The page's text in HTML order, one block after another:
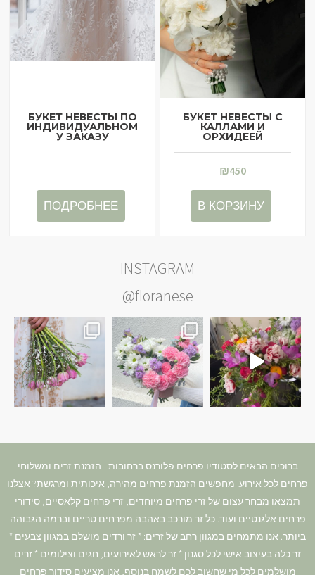
БУКЕТ НЕВЕСТЫ ПО
ИНДИВИДУАЛЬНОМ
У ЗАКАЗУ
ПОДРОБНЕЕ
БУКЕТ НЕВЕСТЫ С
КАЛЛАМИ И
ОРХИДЕЕЙ
₪450
В КОРЗИНУ
INSTAGRAM
@floranese
ברוכים הבאים לסטודיו פרחים פלורנס ברחובות– הזמנת זרים ומשלוחי
פרחים לכל אירוע! מחפשים הזמנת פרחים מהירה, איכותית ומרגשת? אצלנו
תמצאו מבחר עצום של זרי פרחים מיוחדים, זרי פרחים קלאסיים, סידורי
פרחים אלגנטיים ועוד. כל זר מורכב באהבה מפרחים טריים וברמה הגבוהה
ביותר. אנו מתמחים במגוון רחב של זרים: * זר ורדים מושלם במגוון צבעים *
זר כלה בעיצוב אישי לכל סגנון * זר לראש לאירועים, חגים וצילומים * זרים
מושלמים לכל מי שחשוב לכם לשמח בנוסף, אנו מציעים סידור פרחים